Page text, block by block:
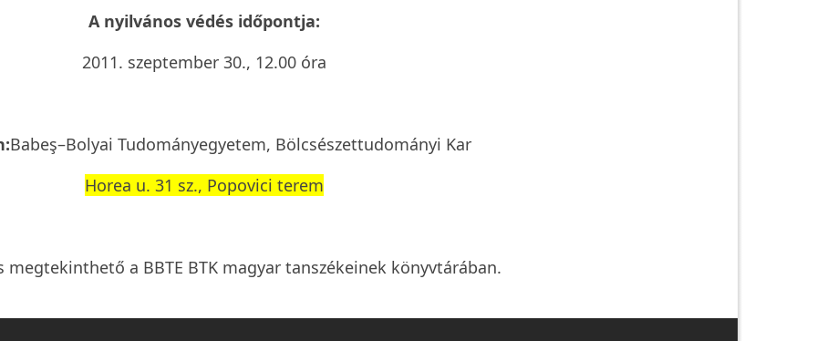
A nyilvános védés időpontja:
2011. szeptember 30., 12.00 óra
Babeş–Bolyai Tudományegyetem, Bölcsészettudományi Kar
Horea u. 31 sz., Popovici terem
megtekinthető a BBTE BTK magyar tanszékeinek könyvtárában.